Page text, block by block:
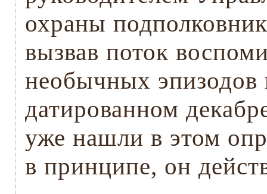
охраны
вызвав поток
необычных
датированном
уже нашли в этом
в принципе, он